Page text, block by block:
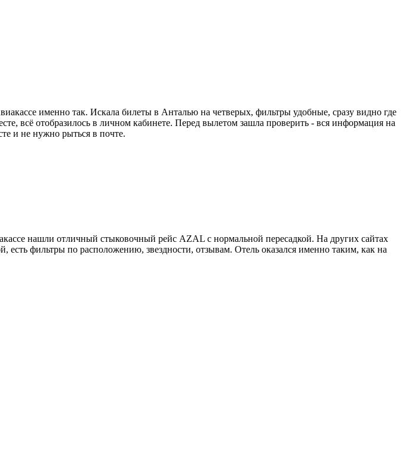
именно так. Искала билеты в Анталью на четверых, фильтры удобные, сразу видно где
всё отобразилось в личном кабинете. Перед вылетом зашла проверить - вся информация на
и не нужно рыться в почте.
нашли отличный стыковочный рейс AZAL с нормальной пересадкой. На других сайтах
фильтры по расположению, звездности, отзывам. Отель оказался именно таким, как на